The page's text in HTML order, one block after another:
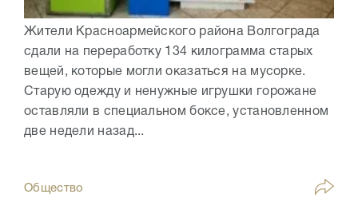
Жители Красноармейского района Волгограда
сдали на переработку 134 килограмма старых
вещей, которые могли оказаться на мусорке.
Старую одежду и ненужные игрушки горожане
оставляли в специальном боксе, установленном
две недели назад...
Общество